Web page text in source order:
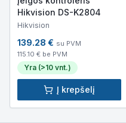
Hikvision DS-K2804
Hikvision
139.28 € su PVM
115.10 € be PVM
Yra (>10 vnt.)
Į krepšelį